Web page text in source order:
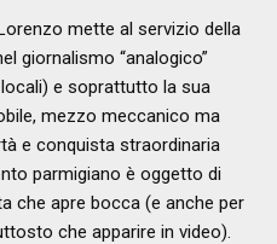
mette al servizio della
giornalismo “analogico”
e soprattutto la sua
mezzo meccanico ma
e conquista straordinaria
parmigiano è oggetto di
che apre bocca (e anche per
che apparire in video).